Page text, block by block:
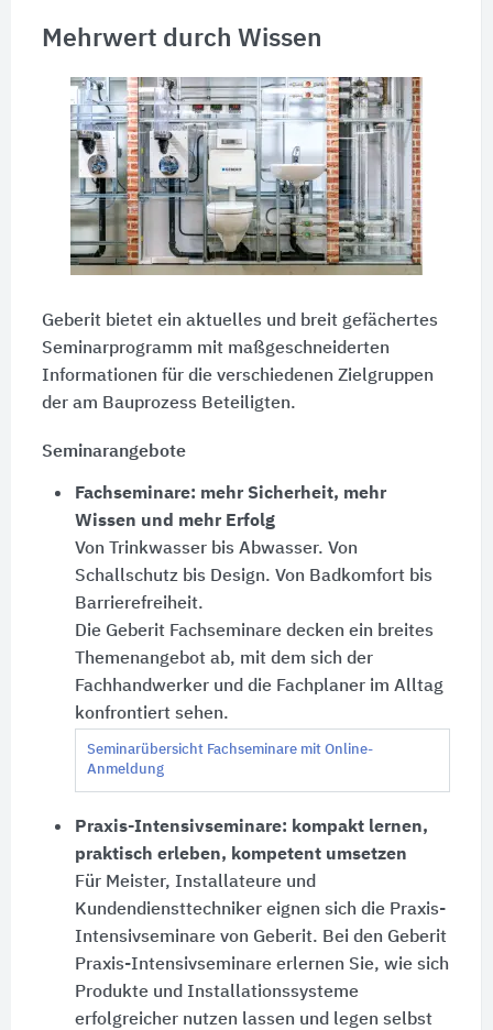
Mehrwert durch Wissen
Geberit bietet ein aktuelles und breit gefächertes
Seminarprogramm mit maßgeschneiderten
Informationen für die verschiedenen Zielgruppen
der am Bauprozess Beteiligten.
Seminarangebote
Fachseminare: mehr Sicherheit, mehr
Wissen und mehr Erfolg
Von Trinkwasser bis Abwasser. Von
Schallschutz bis Design. Von Badkomfort bis
Barrierefreiheit.
Die Geberit Fachseminare decken ein breites
Themenangebot ab, mit dem sich der
Fachhandwerker und die Fachplaner im Alltag
konfrontiert sehen.
Seminarübersicht Fachseminare mit Online-
Anmeldung
Praxis-Intensivseminare: kompakt lernen,
praktisch erleben, kompetent umsetzen
Für Meister, Installateure und
Kundendiensttechniker eignen sich die Praxis-
Intensivseminare von Geberit. Bei den Geberit
Praxis-Intensivseminare erlernen Sie, wie sich
Produkte und Installationssysteme
erfolgreicher nutzen lassen und legen selbst